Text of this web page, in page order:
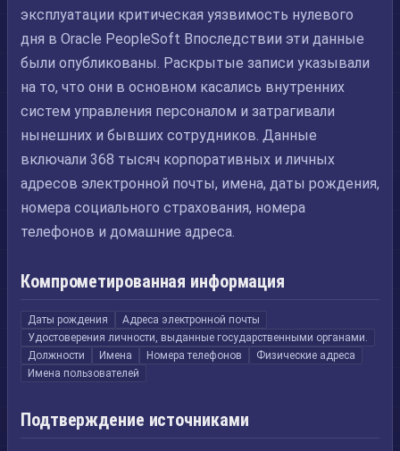
эксплуатации критическая уязвимость нулевого
дня в Oracle PeopleSoft Впоследствии эти данные
были опубликованы. Раскрытые записи указывали
на то, что они в основном касались внутренних
систем управления персоналом и затрагивали
нынешних и бывших сотрудников. Данные
включали 368 тысяч корпоративных и личных
адресов электронной почты, имена, даты рождения,
номера социального страхования, номера
телефонов и домашние адреса.
Компрометированная информация
Даты рождения
Адреса электронной почты
Удостоверения личности, выданные государственными органами.
Должности
Имена Номера телефонов
Физические адреса
Имена пользователей
Подтверждение источниками